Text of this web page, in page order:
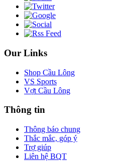
Our Links
Shop Cầu Lông
VS Sports
Vợt Cầu Lông
Thông tin
Thông báo chung
Thắc mắc, góp ý
Trợ giúp
Liên hệ BQT